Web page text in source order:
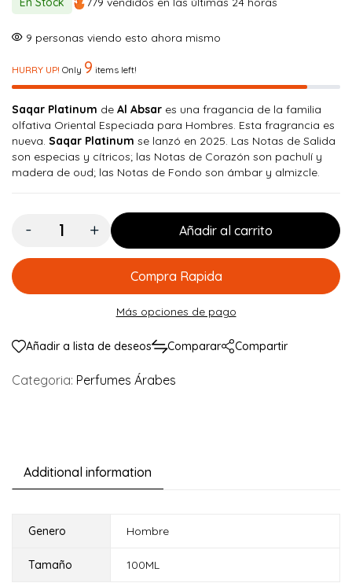
era:
$ 150.000.
es:
$ 134.900.
9 personas viendo esto ahora mismo
HURRY UP! Only 9 items left!
Saqar Platinum de Al Absar es una fragancia de la familia
olfativa Oriental Especiada para Hombres. Esta fragrancia es
nueva. Saqar Platinum se lanzó en 2025. Las Notas de Salida
son especias y cítricos; las Notas de Corazón son pachulí y
madera de oud; las Notas de Fondo son ámbar y almizcle.
Cantidad:
Añadir al carrito
Compra Rapida
Más opciones de pago
Añadir a lista de deseos Comparar Compartir
Categoria: Perfumes Árabes
Additional information
Genero Hombre
Tamaño 100ML